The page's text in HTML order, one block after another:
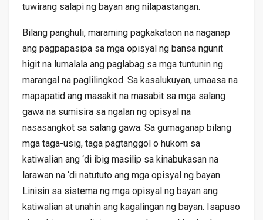
tuwirang salapi ng bayan ang nilapastangan.
Bilang panghuli, maraming pagkakataon na naganap
ang pagpapasipa sa mga opisyal ng bansa ngunit
higit na lumalala ang paglabag sa mga tuntunin ng
marangal na paglilingkod. Sa kasalukuyan, umaasa na
mapapatid ang masakit na masabit sa mga salang
gawa na sumisira sa ngalan ng opisyal na
nasasangkot sa salang gawa. Sa gumaganap bilang
mga taga-usig, taga pagtanggol o hukom sa
katiwalian ang ‘di ibig masilip sa kinabukasan na
larawan na ‘di natututo ang mga opisyal ng bayan.
Linisin sa sistema ng mga opisyal ng bayan ang
katiwalian at unahin ang kagalingan ng bayan. Isapuso